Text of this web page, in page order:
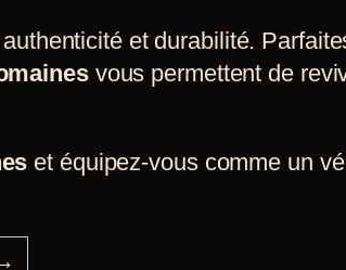
et durabilité.
vous permettent de
et équipez-vous comme un